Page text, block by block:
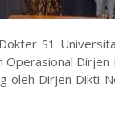
S1
Operasional
oleh Dirjen Dikti